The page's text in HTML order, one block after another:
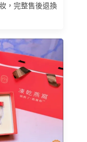
，完整售後退換